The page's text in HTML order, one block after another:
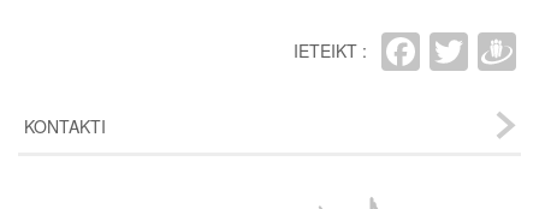
IETEIKT :
KONTAKTI